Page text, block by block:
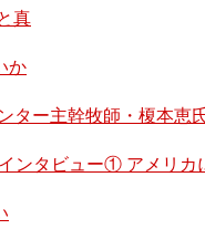
真
か
ー主幹牧師・榎本恵
ンタビュー① アメリカ